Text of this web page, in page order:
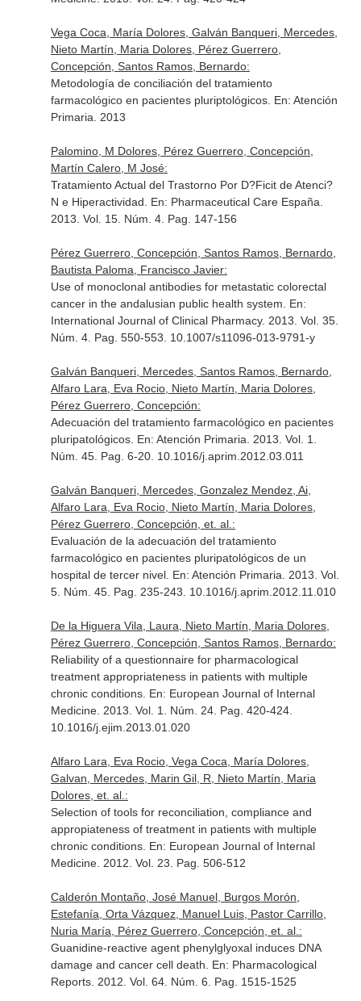
Vega Coca, María Dolores, Galván Banqueri, Mercedes,
Nieto Martín, Maria Dolores, Pérez Guerrero,
Concepción, Santos Ramos, Bernardo:
Metodología de conciliación del tratamiento
farmacológico en pacientes pluriptológicos. En: Atención
Primaria . 2013
Palomino, M Dolores, Pérez Guerrero, Concepción,
Martín Calero, M José:
Tratamiento Actual del Trastorno Por D?Ficit de Atenci?
N e Hiperactividad. En: Pharmaceutical Care España
2013. Vol. 15. Núm. 4. Pag. 147-156
Pérez Guerrero, Concepción, Santos Ramos, Bernardo,
Bautista Paloma, Francisco Javier:
Use of monoclonal antibodies for metastatic colorectal
cancer in the andalusian public health system. En:
International Journal of Clinical Pharmacy. 2013. Vol. 35.
Núm. 4. Pag. 550-553. 10.1007/s11096-013-9791-y
Galván Banqueri, Mercedes, Santos Ramos, Bernardo,
Alfaro Lara, Eva Rocio, Nieto Martín, Maria Dolores,
Pérez Guerrero, Concepción:
Adecuación del tratamiento farmacológico en pacientes
pluripatológicos. En: Atención Primaria . 2013. Vol. 1.
Núm. 45. Pag. 6-20. 10.1016/j.aprim.2012.03.011
Galván Banqueri, Mercedes, Gonzalez Mendez, Ai,
Alfaro Lara, Eva Rocio, Nieto Martín, Maria Dolores,
Pérez Guerrero, Concepción, et. al.:
Evaluación de la adecuación del tratamiento
farmacológico en pacientes pluripatológicos de un
hospital de tercer nivel. En: Atención Primaria . 2013. Vol.
5. Núm. 45. Pag. 235-243. 10.1016/j.aprim.2012.11.010
De la Higuera Vila, Laura, Nieto Martín, Maria Dolores,
Pérez Guerrero, Concepción, Santos Ramos, Bernardo:
Reliability of a questionnaire for pharmacological
treatment appropriateness in patients with multiple
chronic conditions. En: European Journal of Internal
Medicine. 2013. Vol. 1. Núm. 24. Pag. 420-424.
10.1016/j.ejim.2013.01.020
Alfaro Lara, Eva Rocio, Vega Coca, María Dolores,
Galvan, Mercedes, Marin Gil, R, Nieto Martín, Maria
Dolores, et. al.:
Selection of tools for reconciliation, compliance and
appropiateness of treatment in patients with multiple
chronic conditions. En: European Journal of Internal
Medicine. 2012. Vol. 23. Pag. 506-512
Calderón Montaño, José Manuel, Burgos Morón,
Estefanía, Orta Vázquez, Manuel Luis, Pastor Carrillo,
Nuria María, Pérez Guerrero, Concepción, et. al.:
Guanidine-reactive agent phenylglyoxal induces DNA
damage and cancer cell death. En: Pharmacological
Reports. 2012. Vol. 64. Núm. 6. Pag. 1515-1525